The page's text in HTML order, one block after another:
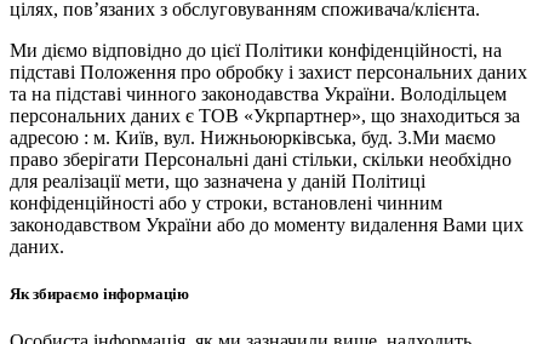
цілях, пов’язаних з обслуговуванням споживача/клієнта.
Ми діємо відповідно до цієї Політики конфіденційності, на
підставі Положення про обробку і захист персональних даних
та на підставі чинного законодавства України. Володільцем
персональних даних є ТОВ «Укрпартнер», що знаходиться за
адресою : м. Київ, вул. Нижньоюркiвська, буд. 3.Ми маємо
право зберігати Персональні дані стільки, скільки необхідно
для реалізації мети, що зазначена у даній Політиці
конфіденційності або у строки, встановлені чинним
законодавством України або до моменту видалення Вами цих
даних.
Як збираємо інформацію